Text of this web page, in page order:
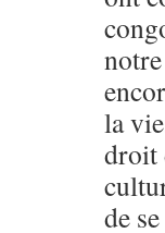
la
droit
de